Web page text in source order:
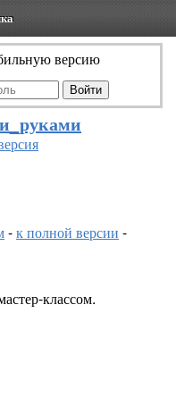
версию
-к полной версии -
классом.